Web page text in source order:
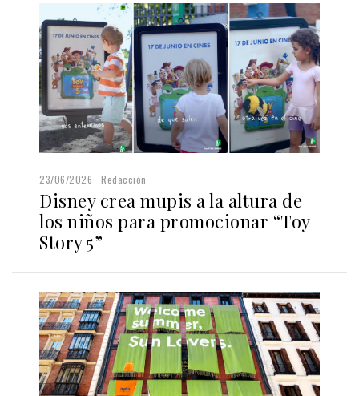
23/06/2026 Redacción
Disney crea mupis a la altura de
los niños para promocionar “Toy
Story 5”